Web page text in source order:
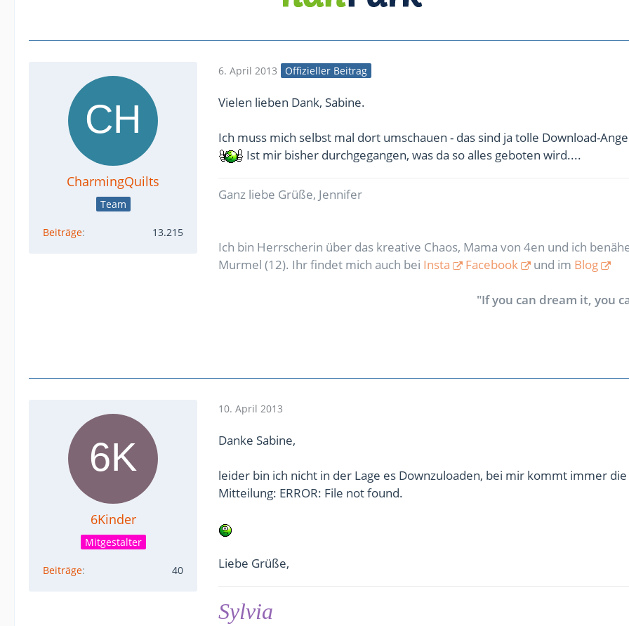
CharmingQuilts
Team
Beiträge 13.215
6. April 2013 Offizieller Beitrag
Vielen lieben Dank, Sabine.
Ich muss mich selbst mal dort umschauen - das sind ja tolle Download-
Ist mir bisher durchgegangen, was da so alles geboten wird....
Ganz liebe Grüße, Jennifer
Ich bin Herrscherin über das kreative Chaos, Mama von 4en und ich
Murmel (12). Ihr findet mich auch bei Insta Facebook und im Blog
"If you can dream it, you
6Kinder
Mitgestalter
Beiträge 40
10. April 2013
Danke Sabine,
leider bin ich nicht in der Lage es Downzuloaden, bei mir kommt immer die
Mitteilung: ERROR: File not found.
Liebe Grüße,
Sylvia